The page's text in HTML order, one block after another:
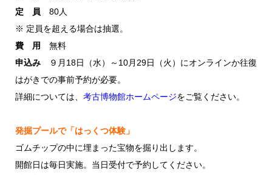
定 員 80人
※ 定員を超える場合は抽選。
費 用
無料
申込み ９月18日（水）～10月29日（火）にオンラインか往復
はがきでの事前予約が必要。
詳細については、 考古博物館ホームページをご覧ください。
発掘プールで「はっくつ体験」
ゴムチップの中に埋まった宝物を掘り出します。
開館日は毎日実施。当日受付で予約してください。